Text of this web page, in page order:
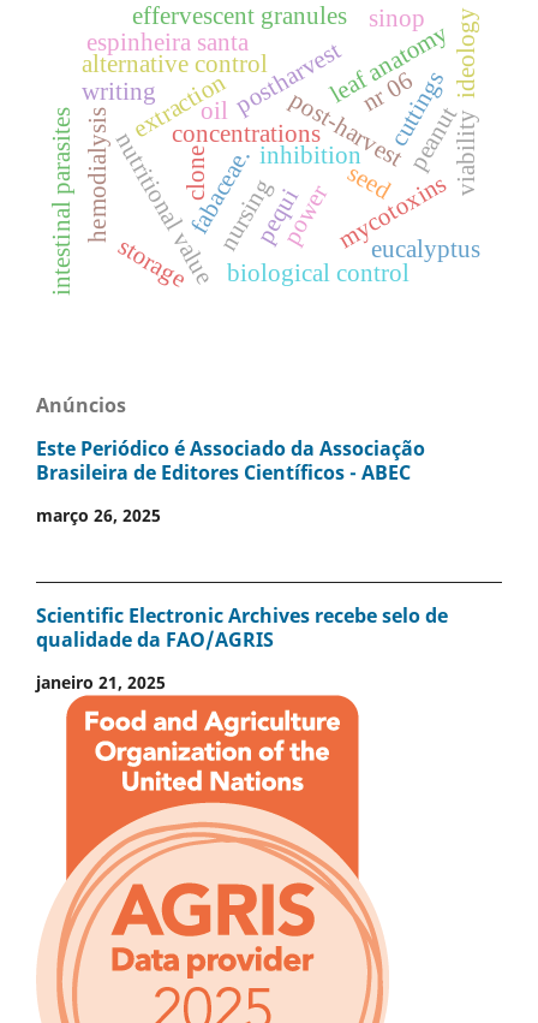
concentrations
inhibition
postharvest
alternative control
extraction
nutritional value
oil
pequi
biological control
post-harvest
mycotoxins
peanut
leaf anatomy
fabaceae.
writing
espinheira santa
effervescent granules
hemodialysis nursing
storage
seed viability
cuttings
eucalyptus
clone
sinop
intestinal parasites
nr 06
power
ideology
Anúncios
Este Periódico é Associado da Associação
Brasileira de Editores Científicos - ABEC
março 26, 2025
Scientific Electronic Archives recebe selo de
qualidade da FAO/AGRIS
janeiro 21, 2025